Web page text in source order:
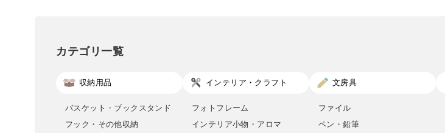
カテゴリ一覧
収納用品
バスケット・ブックスタンド
フック・その他収納
インテリア・クラフト
フォトフレーム
インテリア小物・アロマ
文房具
ファイル
ペン・鉛筆